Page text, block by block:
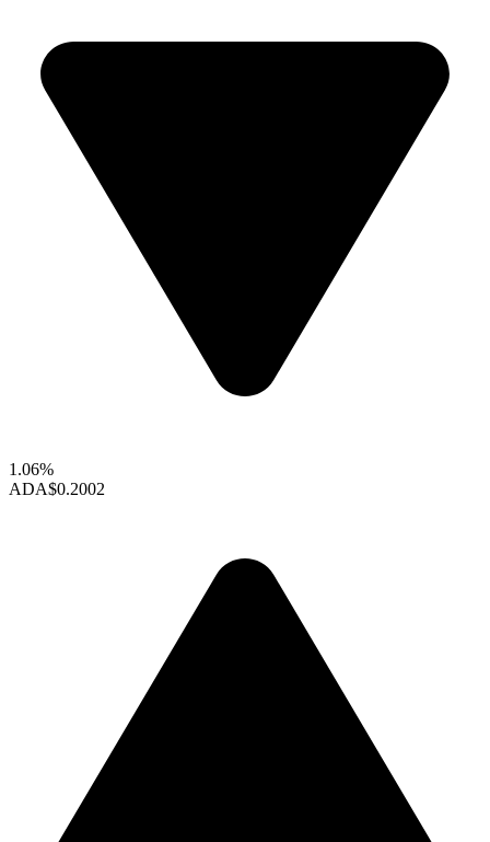
1.06%
ADA$0.2002